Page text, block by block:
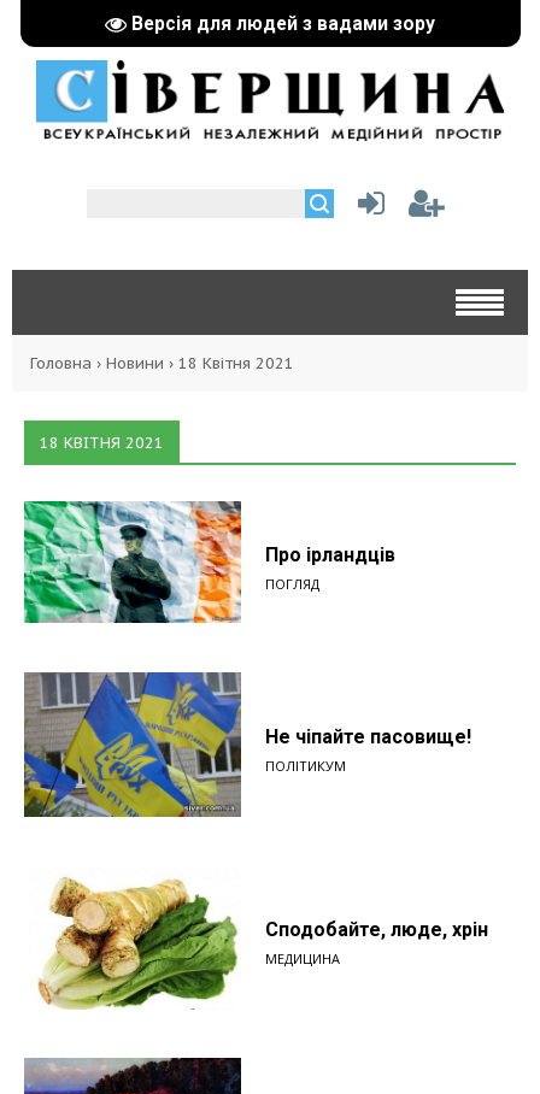
Версія для людей з вадами зору
Головна › Новини › 18 Квітня 2021
18 КВІТНЯ 2021
Про ірландців
ПОГЛЯД
Не чіпайте пасовище!
ПОЛІТИКУМ
Сподобайте, люде, хрін
МЕДИЦИНА